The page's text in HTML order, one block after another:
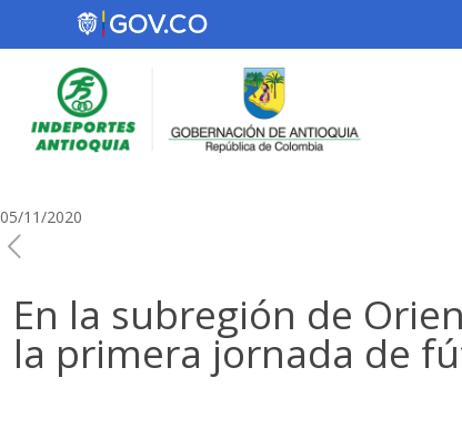
05/11/2020
En la subregión de
la primera jornada de